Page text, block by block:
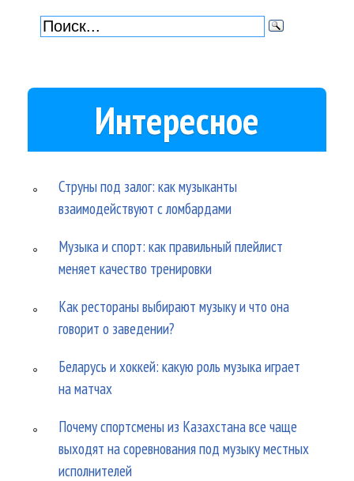
Интересное
Струны под залог: как музыканты
взаимодействуют с ломбардами
Музыка и спорт: как правильный плейлист
меняет качество тренировки
Как рестораны выбирают музыку и что она
говорит о заведении?
Беларусь и хоккей: какую роль музыка играет
на матчах
Почему спортсмены из Казахстана все чаще
выходят на соревнования под музыку местных
исполнителей